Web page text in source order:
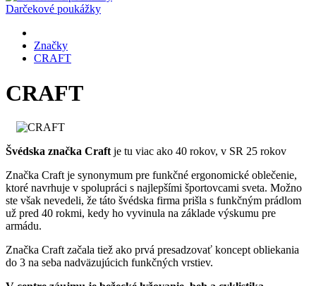
Darčekové poukážky
Značky
CRAFT
CRAFT
Švédska značka Craft je tu viac ako 40 rokov, v SR 25 rokov
Značka Craft je synonymum pre funkčné ergonomické oblečenie,
ktoré navrhuje v spolupráci s najlepšími športovcami sveta. Možno
ste však nevedeli, že táto švédska firma prišla s funkčným prádlom
už pred 40 rokmi, kedy ho vyvinula na základe výskumu pre
armádu.
Značka Craft začala tiež ako prvá presadzovať koncept obliekania
do 3 na seba nadväzujúcich funkčných vrstiev.